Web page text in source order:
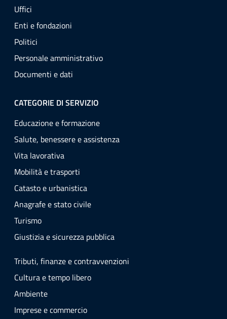
Uffici
Enti e fondazioni
Politici
Personale amministrativo
Documenti e dati
CATEGORIE DI SERVIZIO
Educazione e formazione
Salute, benessere e assistenza
Vita lavorativa
Mobilità e trasporti
Catasto e urbanistica
Anagrafe e stato civile
Turismo
Giustizia e sicurezza pubblica
Tributi, finanze e contravvenzioni
Cultura e tempo libero
Ambiente
Imprese e commercio